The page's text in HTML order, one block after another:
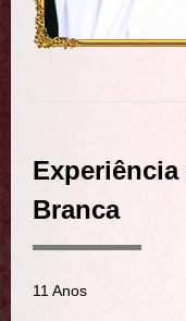
Experiência
Branca
11 Anos